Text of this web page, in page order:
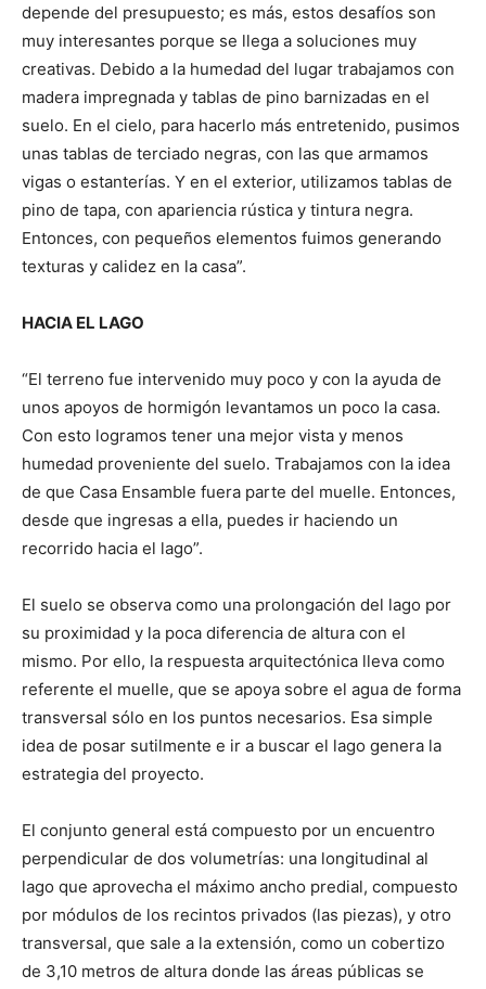
depende del presupuesto; es más, estos desafíos son
muy interesantes porque se llega a soluciones muy
creativas. Debido a la humedad del lugar trabajamos con
madera impregnada y tablas de pino barnizadas en el
suelo. En el cielo, para hacerlo más entretenido, pusimos
unas tablas de terciado negras, con las que armamos
vigas o estanterías. Y en el exterior, utilizamos tablas de
pino de tapa, con apariencia rústica y tintura negra.
Entonces, con pequeños elementos fuimos generando
texturas y calidez en la casa”.
HACIA EL LAGO
“El terreno fue intervenido muy poco y con la ayuda de
unos apoyos de hormigón levantamos un poco la casa.
Con esto logramos tener una mejor vista y menos
humedad proveniente del suelo. Trabajamos con la idea
de que Casa Ensamble fuera parte del muelle. Entonces,
desde que ingresas a ella, puedes ir haciendo un
recorrido hacia el lago”.
El suelo se observa como una prolongación del lago por
su proximidad y la poca diferencia de altura con el
mismo. Por ello, la respuesta arquitectónica lleva como
referente el muelle, que se apoya sobre el agua de forma
transversal sólo en los puntos necesarios. Esa simple
idea de posar sutilmente e ir a buscar el lago genera la
estrategia del proyecto.
El conjunto general está compuesto por un encuentro
perpendicular de dos volumetrías: una longitudinal al
lago que aprovecha el máximo ancho predial, compuesto
por módulos de los recintos privados (las piezas), y otro
transversal, que sale a la extensión, como un cobertizo
de 3,10 metros de altura donde las áreas públicas se